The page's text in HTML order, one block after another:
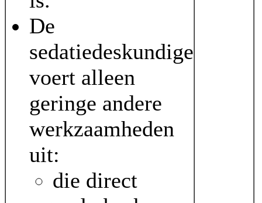
De
sedatiedeskundige
voert alleen
geringe andere
werkzaamheden
uit:
die direct